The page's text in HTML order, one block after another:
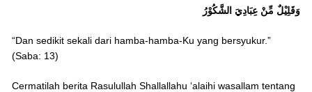
وَقَلِيْلٌ مِّنْ عِبَادِيَ الشَّكُوْرُ
“Dan sedikit sekali dari hamba-hamba-Ku yang bersyukur.”
(Saba: 13)
Cermatilah berita Rasulullah Shallallahu ‘alaihi wasallam tentang